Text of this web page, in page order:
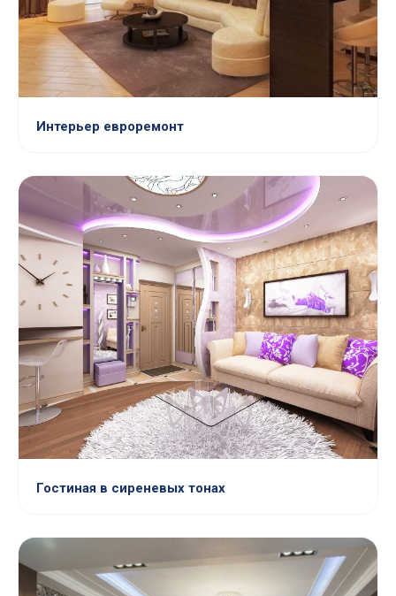
Интерьер евроремонт
Гостиная в сиреневых тонах